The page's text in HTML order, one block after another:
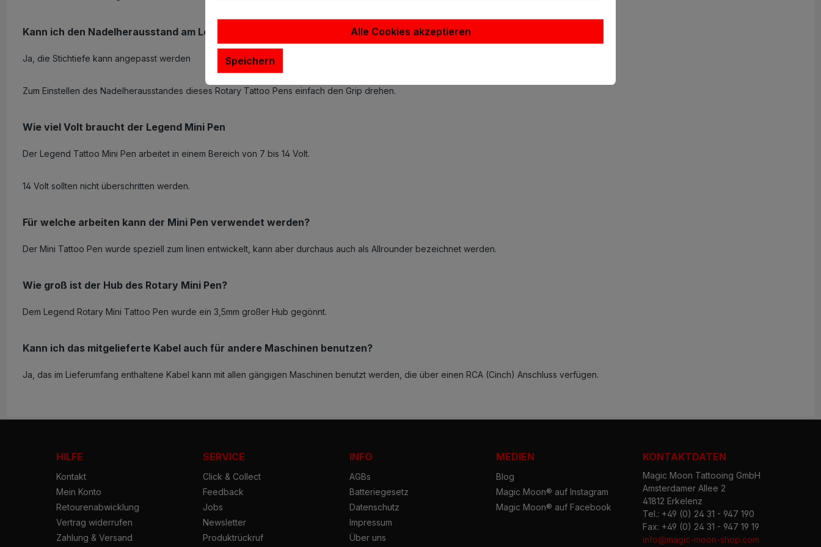
Kann ich den Nadelherausstand am Legend Mini Tattoo Pen einstellen?
Ja, die Stichtiefe kann angepasst werden
Zum Einstellen des Nadelherausstandes dieses Rotary Tattoo Pens einfach den Grip drehen.
Wie viel Volt braucht der Legend Mini Pen
Der Legend Tattoo Mini Pen arbeitet in einem Bereich von 7 bis 14 Volt.
14 Volt sollten nicht überschritten werden.
Für welche arbeiten kann der Mini Pen verwendet werden?
Der Mini Tattoo Pen wurde speziell zum linen entwickelt, kann aber durchaus auch als Allrounder bezeichnet werden.
Wie groß ist der Hub des Rotary Mini Pen?
Dem Legend Rotary Mini Tattoo Pen wurde ein 3,5mm großer Hub gegönnt.
Kann ich das mitgelieferte Kabel auch für andere Maschinen benutzen?
Ja, das im Lieferumfang enthaltene Kabel kann mit allen gängigen Maschinen benutzt werden, die über einen RCA (Cinch) Anschluss verfügen.
HILFE
Kontakt
Mein Konto
Retourenabwicklung
Vertrag widerrufen
Zahlung & Versand
SERVICE
Click & Collect
Feedback
Jobs
Newsletter
Produktrückruf
INFO
AGBs
Batteriegesetz
Datenschutz
Impressum
Über uns
MEDIEN
Blog
Magic Moon® auf Instagram
Magic Moon® auf Facebook
KONTAKTDATEN
Magic Moon Tattooing GmbH
Amsterdamer Allee 2
41812 Erkelenz
Tel.: +49 (0) 24 31 - 947 190
Fax: +49 (0) 24 31 - 947 19 19
info@magic-moon-shop.com
Alle Cookies akzeptieren
Speichern